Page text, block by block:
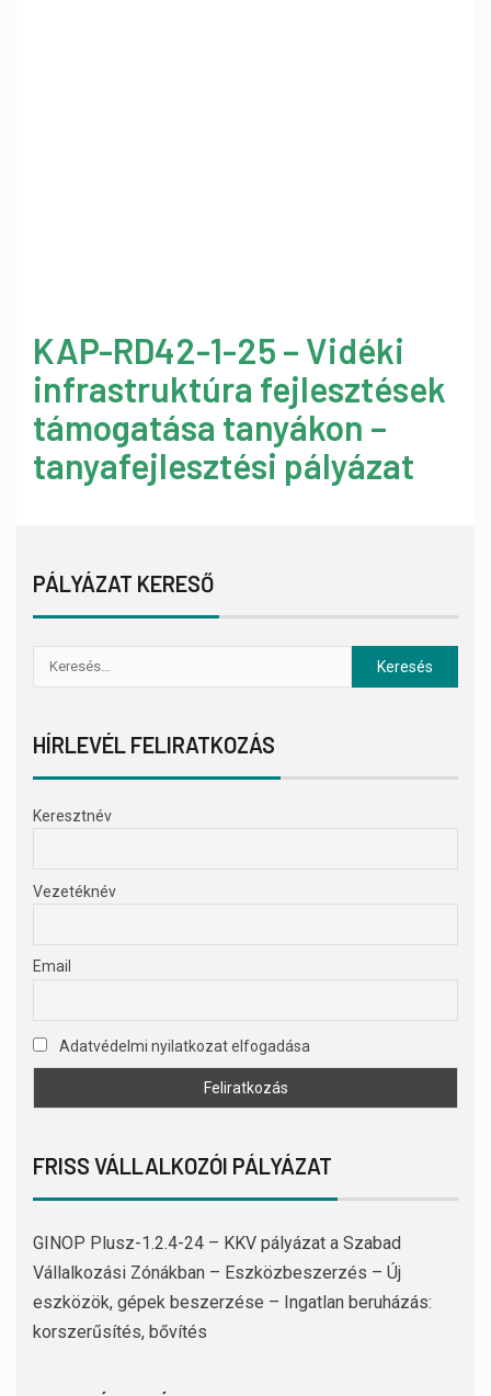
KAP-RD42-1-25 – Vidéki
infrastruktúra fejlesztések
támogatása tanyákon –
tanyafejlesztési pályázat
PÁLYÁZAT KERESŐ
HÍRLEVÉL FELIRATKOZÁS
Keresztnév
Vezetéknév
Email
Adatvédelmi nyilatkozat elfogadása
FRISS VÁLLALKOZÓI PÁLYÁZAT
GINOP Plusz-1.2.4-24 – KKV pályázat a Szabad
Vállalkozási Zónákban – Eszközbeszerzés – Új
eszközök, gépek beszerzése – Ingatlan beruházás:
korszerűsítés, bővítés